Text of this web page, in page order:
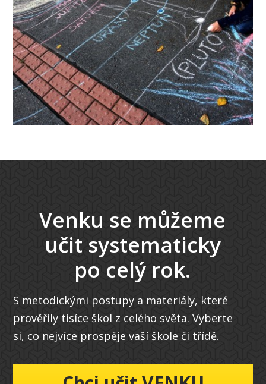
Venku se můžeme
učit systematicky
po celý rok.
S metodickými postupy a materiály, které
prověřily tisíce škol z celého světa. Vyberte
si, co nejvíce prospěje vaší škole či třídě.